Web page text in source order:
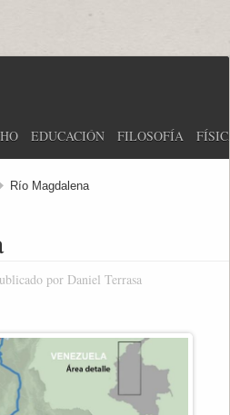
EDUCACIÓN FILOSOFÍA
Río Magdalena
por Daniel Terrasa